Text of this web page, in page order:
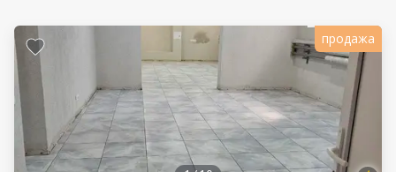
продажа